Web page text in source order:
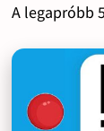
A legapróbb